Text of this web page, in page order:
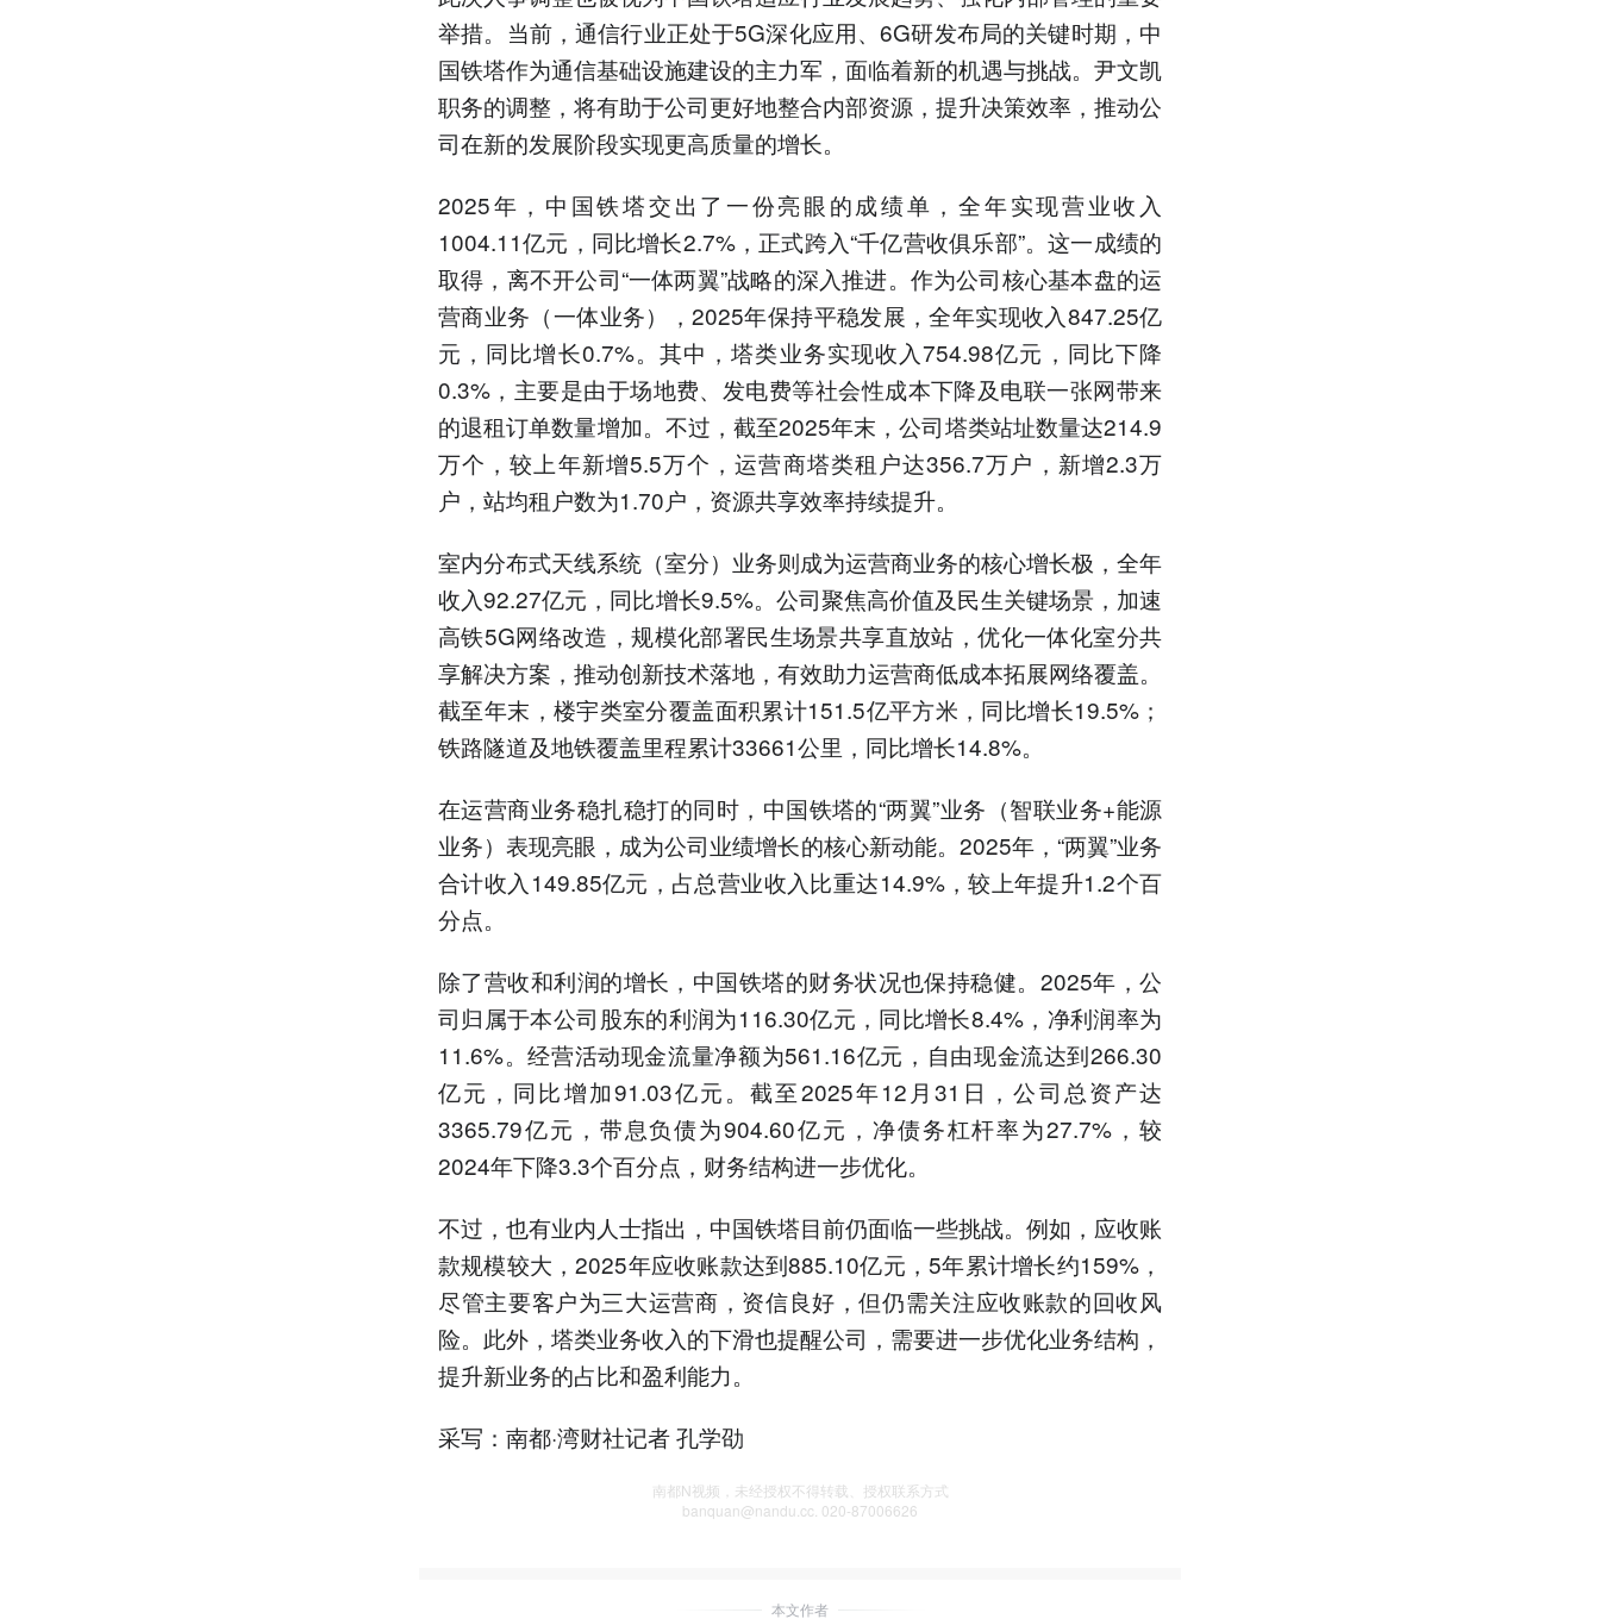
举措。当前，通信行业正处于5G深化应用、6G研发布局的关键时期，中
国铁塔作为通信基础设施建设的主力军，面临着新的机遇与挑战。尹文凯
职务的调整，将有助于公司更好地整合内部资源，提升决策效率，推动公
司在新的发展阶段实现更高质量的增长。
2025年，中国铁塔交出了一份亮眼的成绩单，全年实现营业收入
1004.11亿元，同比增长2.7%，正式跨入“千亿营收俱乐部”。这一成绩的
取得，离不开公司“一体两翼”战略的深入推进。作为公司核心基本盘的运
营商业务（一体业务），2025年保持平稳发展，全年实现收入847.25亿
元，同比增长0.7%。其中，塔类业务实现收入754.98亿元，同比下降
0.3%，主要是由于场地费、发电费等社会性成本下降及电联一张网带来
的退租订单数量增加。不过，截至2025年末，公司塔类站址数量达214.9
万个，较上年新增5.5万个，运营商塔类租户达356.7万户，新增2.3万
户，站均租户数为1.70户，资源共享效率持续提升。
室内分布式天线系统（室分）业务则成为运营商业务的核心增长极，全年
收入92.27亿元，同比增长9.5%。公司聚焦高价值及民生关键场景，加速
高铁5G网络改造，规模化部署民生场景共享直放站，优化一体化室分共
享解决方案，推动创新技术落地，有效助力运营商低成本拓展网络覆盖。
截至年末，楼宇类室分覆盖面积累计151.5亿平方米，同比增长19.5%；
铁路隧道及地铁覆盖里程累计33661公里，同比增长14.8%。
在运营商业务稳扎稳打的同时，中国铁塔的“两翼”业务（智联业务+能源
业务）表现亮眼，成为公司业绩增长的核心新动能。2025年，“两翼”业务
合计收入149.85亿元，占总营业收入比重达14.9%，较上年提升1.2个百
分点。
除了营收和利润的增长，中国铁塔的财务状况也保持稳健。2025年，公
司归属于本公司股东的利润为116.30亿元，同比增长8.4%，净利润率为
11.6%。经营活动现金流量净额为561.16亿元，自由现金流达到266.30
亿元，同比增加91.03亿元。截至2025年12月31日，公司总资产达
3365.79亿元，带息负债为904.60亿元，净债务杠杆率为27.7%，较
2024年下降3.3个百分点，财务结构进一步优化。
不过，也有业内人士指出，中国铁塔目前仍面临一些挑战。例如，应收账
款规模较大，2025年应收账款达到885.10亿元，5年累计增长约159%，
尽管主要客户为三大运营商，资信良好，但仍需关注应收账款的回收风
险。此外，塔类业务收入的下滑也提醒公司，需要进一步优化业务结构，
提升新业务的占比和盈利能力。
采写：南都·湾财社记者 孔学劭
南都N视频，未经授权不得转载、授权联系方式
banquan@nandu.cc. 020-87006626
本文作者